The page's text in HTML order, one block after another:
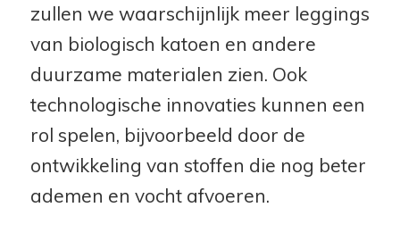
zullen we waarschijnlijk meer leggings
van biologisch katoen en andere
duurzame materialen zien. Ook
technologische innovaties kunnen een
rol spelen, bijvoorbeeld door de
ontwikkeling van stoffen die nog beter
ademen en vocht afvoeren.